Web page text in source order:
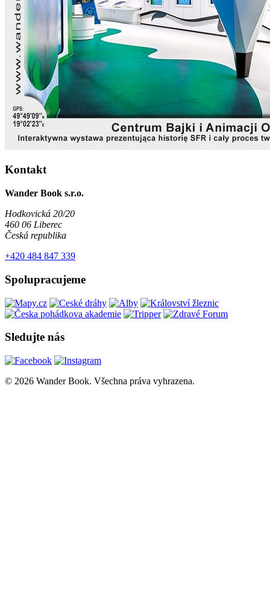
Kontakt
Wander Book s.r.o.
Hodkovická 20/20
460 06 Liberec
Česká republika
+420 484 847 339
Spolupracujeme
Sledujte nás
© 2026 Wander Book. Všechna práva vyhrazena.